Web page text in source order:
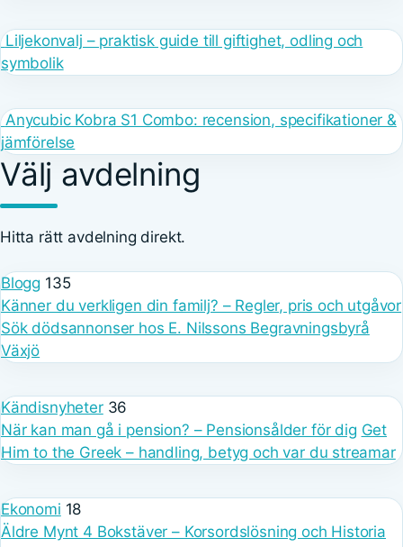
Liljekonvalj – praktisk guide till giftighet, odling och
symbolik
Anycubic Kobra S1 Combo: recension, specifikationer &
jämförelse
Välj avdelning
Hitta rätt avdelning direkt.
Blogg 135
Känner du verkligen din familj? – Regler, pris och utgåvor
Sök dödsannonser hos E. Nilssons Begravningsbyrå
Växjö
Kändisnyheter 36
När kan man gå i pension? – Pensionsålder för dig Get
Him to the Greek – handling, betyg och var du streamar
Ekonomi 18
Äldre Mynt 4 Bokstäver – Korsordslösning och Historia